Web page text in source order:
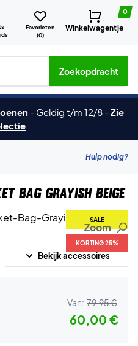
Favorieten
(0)
0
Winkelwagentje
merken etc.
Zoekopdracht
- Geldig t/m 12/8 -Zie
Hulp nodig?
Bag Grayish Beige
SALE
KORTING 25%
Zoom
Bekijk accessoires
Van: 79,95 €
60,00 €